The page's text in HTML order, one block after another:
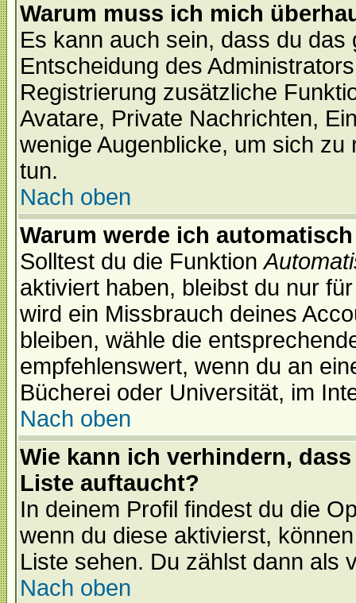
Warum muss ich mich
Es kann auch sein, dass du
Entscheidung des
Registrierung zusätzliche
Avatare, Private Nachrichten,
wenige Augenblicke, um sich
tun.
Nach oben
Warum werde ich
Solltest du die Funktion
aktiviert haben, bleibst du nur
wird ein Missbrauch deines
bleiben, wähle die
empfehlenswert, wenn du an
Bücherei oder Universität, im
Nach oben
Wie kann ich verhindern,
Liste auftaucht?
In deinem Profil findest du die
wenn du diese aktivierst,
Liste sehen. Du zählst dann als
Nach oben